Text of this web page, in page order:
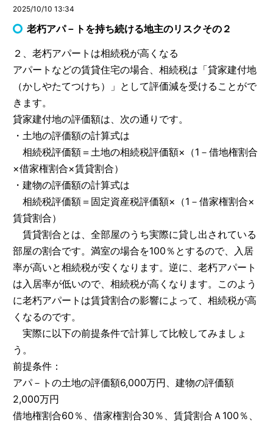
2025/10/10 13:34
老朽アパ－トを持ち続ける地主のリスクその２
２、老朽アパートは相続税が高くなる
アパートなどの賃貸住宅の場合、相続税は「貸家建付地
（かしやたてつけち）」として評価減を受けることがで
きます。
貸家建付地の評価額は、次の通りです。
・土地の評価額の計算式は
相続税評価額＝土地の相続税評価額×（1－借地権割合
×借家権割合×賃貸割合）
・建物の評価額の計算式は
相続税評価額＝固定資産税評価額×（1－借家権割合×
賃貸割合）
賃貸割合とは、全部屋のうち実際に貸し出されている
部屋の割合です。満室の場合を100％とするので、入居
率が高いと相続税が安くなります。逆に、老朽アパート
は入居率が低いので、相続税が高くなります。このよう
に老朽アパートは賃貸割合の影響によって、相続税が高
くなるのです。
実際に以下の前提条件で計算して比較してみましょ
う。
前提条件：
アパ－トの土地の評価額6,000万円、建物の評価額
2,000万円
借地権割合60％、借家権割合30％、賃貸割合Ａ100％、